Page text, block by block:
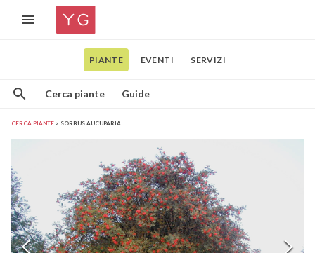
PIANTE EVENTI SERVIZI
Cerca piante Guide
CERCA PIANTE SORBUS AUCUPARIA